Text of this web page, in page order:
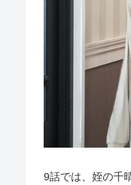
9話では、姪の千